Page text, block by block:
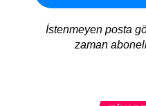
İstenmeyen posta
zaman